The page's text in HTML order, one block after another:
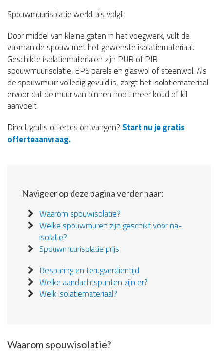
Spouwmuurisolatie werkt als volgt:
Door middel van kleine gaten in het voegwerk, vult de
vakman de spouw met het gewenste isolatiemateriaal.
Geschikte isolatiematerialen zijn PUR of PIR
spouwmuurisolatie, EPS parels en glaswol of steenwol. Als
de spouwmuur volledig gevuld is, zorgt het isolatiemateriaal
ervoor dat de muur van binnen nooit meer koud of kil
aanvoelt.
Direct gratis offertes ontvangen? Start nu je gratis
offerteaanvraag.
Navigeer op deze pagina verder naar:
Waarom spouwisolatie?
Welke spouwmuren zijn geschikt voor na-
isolatie?
Spouwmuurisolatie prijs
Besparing en terugverdientijd
Welke aandachtspunten zijn er?
Welk isolatiemateriaal?
Waarom spouwisolatie?